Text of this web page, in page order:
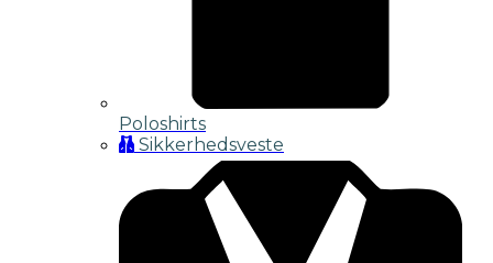
Poloshirts
Sikkerhedsveste